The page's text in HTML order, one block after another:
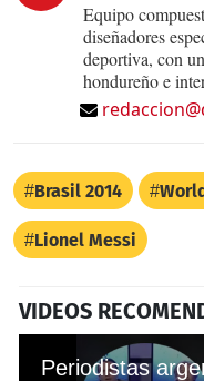
Equipo
diseñadores
deportiva, con
hondureño e
Brasil 2014
Lionel Messi
VIDEOS